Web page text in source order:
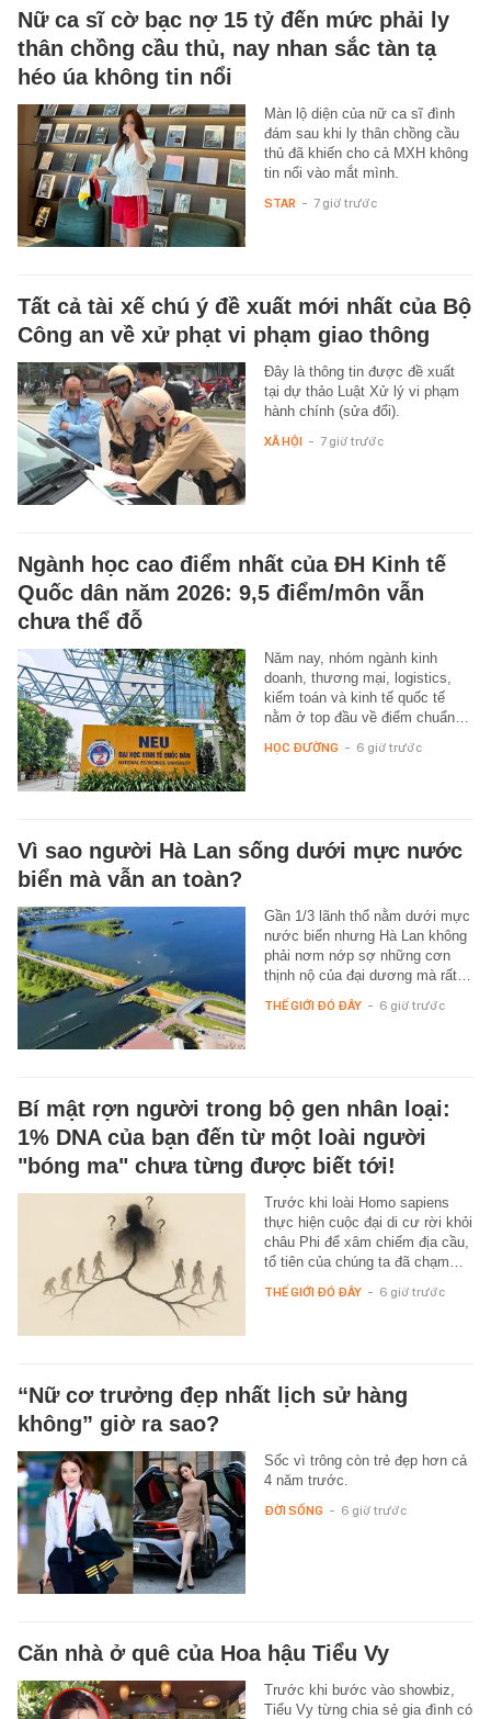
Nữ ca sĩ cờ bạc nợ 15 tỷ đến mức phải ly
thân chồng cầu thủ, nay nhan sắc tàn tạ
héo úa không tin nổi
Màn lộ diện của nữ ca sĩ đình
đám sau khi ly thân chồng cầu
thủ đã khiến cho cả MXH không
tin nổi vào mắt mình.
STAR - 7 giờ trước
Tất cả tài xế chú ý đề xuất mới nhất của Bộ
Công an về xử phạt vi phạm giao thông
Đây là thông tin được đề xuất
tại dự thảo Luật Xử lý vi phạm
hành chính (sửa đổi).
XÃ HỘI - 7 giờ trước
Ngành học cao điểm nhất của ĐH Kinh tế
Quốc dân năm 2026: 9,5 điểm/môn vẫn
chưa thể đỗ
Năm nay, nhóm ngành kinh
doanh, thương mại, logistics,
kiểm toán và kinh tế quốc tế
nằm ở top đầu về điểm chuẩn…
HỌC ĐƯỜNG - 6 giờ trước
Vì sao người Hà Lan sống dưới mực nước
biển mà vẫn an toàn?
Gần 1/3 lãnh thổ nằm dưới mực
nước biển nhưng Hà Lan không
phải nơm nớp sợ những cơn
thịnh nộ của đại dương mà rất…
THẾ GIỚI ĐÓ ĐÂY - 6 giờ trước
Bí mật rợn người trong bộ gen nhân loại:
1% DNA của bạn đến từ một loài người
"bóng ma" chưa từng được biết tới!
Trước khi loài Homo sapiens
thực hiện cuộc đại di cư rời khỏi
châu Phi để xâm chiếm địa cầu,
tổ tiên của chúng ta đã chạm…
THẾ GIỚI ĐÓ ĐÂY - 6 giờ trước
“Nữ cơ trưởng đẹp nhất lịch sử hàng
không” giờ ra sao?
Sốc vì trông còn trẻ đẹp hơn cả
4 năm trước.
ĐỜI SỐNG - 6 giờ trước
Căn nhà ở quê của Hoa hậu Tiểu Vy
Trước khi bước vào showbiz,
Tiểu Vy từng chia sẻ gia đình có